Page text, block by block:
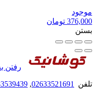
موجود
376,000 تومان
بستن
رفتن
تلفن 02633521691
,